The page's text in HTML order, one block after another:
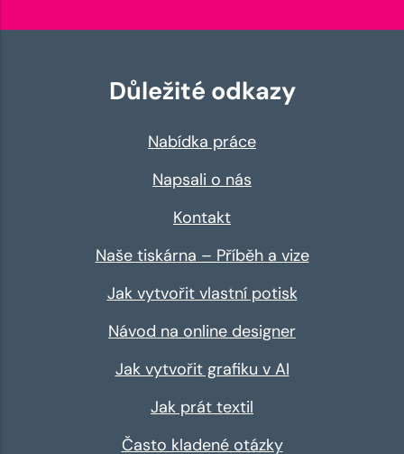
Důležité odkazy
Nabídka práce
Napsali o nás
Kontakt
Naše tiskárna – Příběh a vize
Jak vytvořit vlastní potisk
Návod na online designer
Jak vytvořit grafiku v AI
Jak prát textil
Často kladené otázky